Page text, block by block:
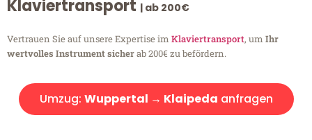
Klaviertransport | ab 200€
Vertrauen Sie auf unsere Expertise im Klaviertransport, um Ihr
wertvolles Instrument sicherab 200€ zu befördern.
Umzug: Wuppertal → Klaipeda anfragen